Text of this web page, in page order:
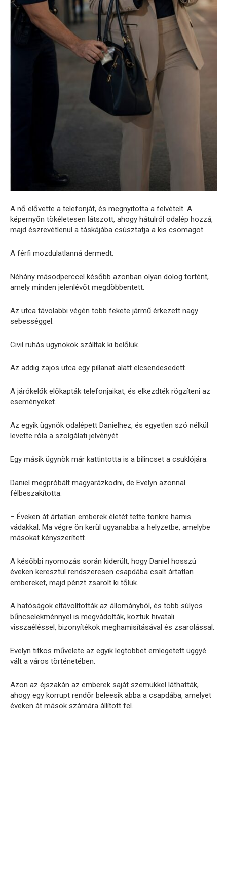
A nő elővette a telefonját, és megnyitotta a felvételt. A
képernyőn tökéletesen látszott, ahogy hátulról odalép hozzá,
majd észrevétlenül a táskájába csúsztatja a kis csomagot.
A férfi mozdulatlanná dermedt.
Néhány másodperccel később azonban olyan dolog történt,
amely minden jelenlévőt megdöbbentett.
Az utca távolabbi végén több fekete jármű érkezett nagy
sebességgel.
Civil ruhás ügynökök szálltak ki belőlük.
Az addig zajos utca egy pillanat alatt elcsendesedett.
A járókelők előkapták telefonjaikat, és elkezdték rögzíteni az
eseményeket.
Az egyik ügynök odalépett Danielhez, és egyetlen szó nélkül
levette róla a szolgálati jelvényét.
Egy másik ügynök már kattintotta is a bilincset a csuklójára.
Daniel megpróbált magyarázkodni, de Evelyn azonnal
félbeszakította:
– Éveken át ártatlan emberek életét tette tönkre hamis
vádakkal. Ma végre ön kerül ugyanabba a helyzetbe, amelybe
másokat kényszerített.
A későbbi nyomozás során kiderült, hogy Daniel hosszú
éveken keresztül rendszeresen csapdába csalt ártatlan
embereket, majd pénzt zsarolt ki tőlük.
A hatóságok eltávolították az állományból, és több súlyos
bűncselekménnyel is megvádolták, köztük hivatali
visszaéléssel, bizonyítékok meghamisításával és zsarolással.
Evelyn titkos művelete az egyik legtöbbet emlegetett üggyé
vált a város történetében.
Azon az éjszakán az emberek saját szemükkel láthatták,
ahogy egy korrupt rendőr beleesik abba a csapdába, amelyet
éveken át mások számára állított fel.